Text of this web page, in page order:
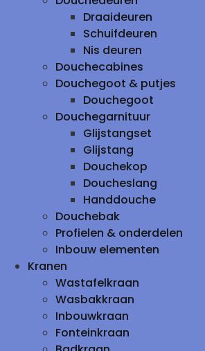
Draaideuren
Schuifdeuren
Nis deuren
Douchecabines
Douchegoot & putjes
Douchegoot
Douchegarnituur
Glijstangset
Glijstang
Douchekop
Doucheslang
Handdouche
Douchebak
Profielen & onderdelen
Inbouw elementen
Kranen
Wastafelkraan
Wasbakkraan
Inbouwkraan
Fonteinkraan